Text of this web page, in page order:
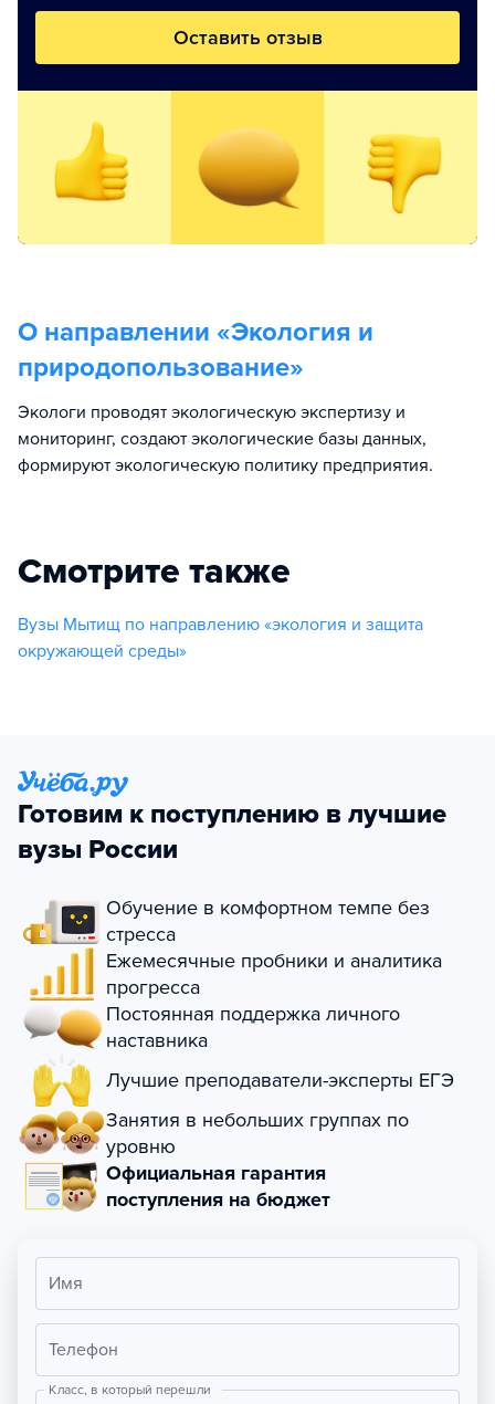
Оставить отзыв
О направлении «Экология и
природопользование»
Экологи проводят экологическую экспертизу и
мониторинг, создают экологические базы данных,
формируют экологическую политику предприятия.
Смотрите также
Вузы Мытищ по направлению «экология и защита
окружающей среды»
Готовим к поступлению в лучшие
вузы России
Обучение в комфортном темпе без
стресса
Ежемесячные пробники и аналитика
прогресса
Постоянная поддержка личного
наставника
Лучшие преподаватели-эксперты ЕГЭ
Занятия в небольших группах по
уровню
Официальная гарантия
поступления на бюджет
Имя
Телефон
Класс, в который перешли